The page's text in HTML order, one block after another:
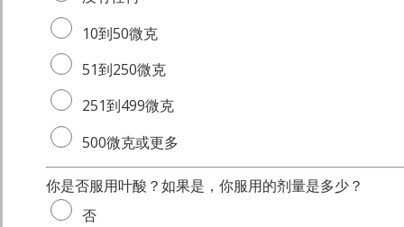
10到50微克
51到250微克
251到499微克
500微克或更多
你是否服用叶酸？如果是，你服用的剂量是多少？
否